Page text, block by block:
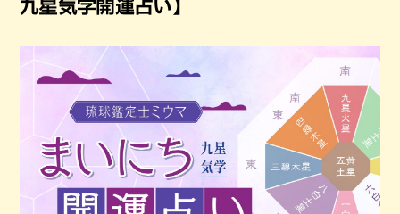
九星気学開運占い】